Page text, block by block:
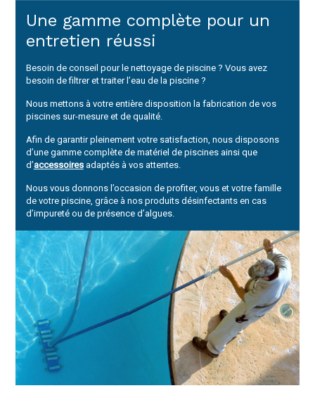
Une gamme complète pour un
entretien réussi
Besoin de conseil pour le nettoyage de piscine ? Vous avez
besoin de filtrer et traiter l’eau de la piscine ?
Nous mettons à votre entière disposition la fabrication de vos
piscines sur-mesure et de qualité.
Afin de garantir pleinement votre satisfaction, nous disposons
d’une gamme complète de matériel de piscines ainsi que
d’accessoiresadaptés à vos attentes.
Nous vous donnons l’occasion de profiter, vous et votre famille
de votre piscine, grâce à nos produits désinfectants en cas
d’impureté ou de présence d’algues.